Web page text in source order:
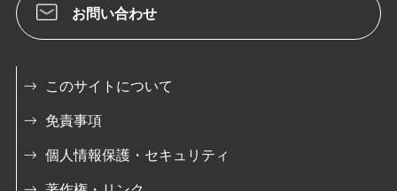
お問い合わせ
このサイトについて
免責事項
個人情報保護・セキュリティ